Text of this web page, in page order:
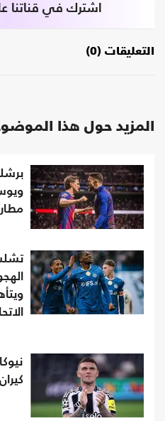
اشترك في قناتنا
التعليقات (0)
المزيد حول هذا